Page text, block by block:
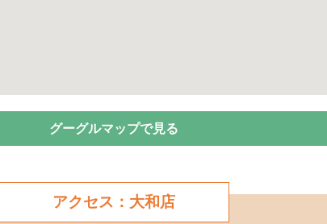
グーグルマップで見る
アクセス：大和店